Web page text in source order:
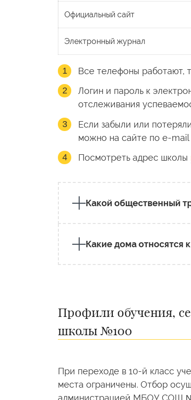
Официальный сайт
Электронный журнал
Все телефоны работают,
Логин и пароль к
отслеживания
Если забыли или
можно на сайте по e-mail
Посмотреть адрес школы
Какой общественный
Какие дома относятся
Профили обучения,
школы №100
При переходе в 10-й класс
места ограничены. Отбор
администрацией МБОУ СОШ №